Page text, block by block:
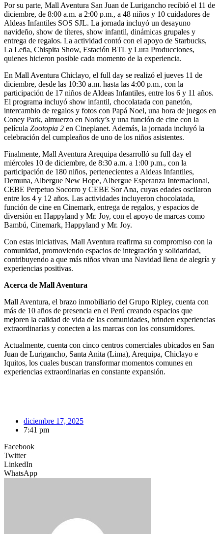
Por su parte, Mall Aventura San Juan de Lurigancho recibió el 11 de
diciembre, de 8:00 a.m. a 2:00 p.m., a 48 niños y 10 cuidadores de
Aldeas Infantiles SOS SJL. La jornada incluyó un desayuno
navideño, show de títeres, show infantil, dinámicas grupales y
entrega de regalos. La actividad contó con el apoyo de Starbucks,
La Leña, Chispita Show, Estación BTL y Lura Producciones,
quienes hicieron posible cada momento de la experiencia.
En Mall Aventura Chiclayo, el full day se realizó el jueves 11 de
diciembre, desde las 10:30 a.m. hasta las 4:00 p.m., con la
participación de 17 niños de Aldeas Infantiles, entre los 6 y 11 años.
El programa incluyó show infantil, chocolatada con panetón,
intercambio de regalos y fotos con Papá Noel, una hora de juegos en
Coney Park, almuerzo en Norky’s y una función de cine con la
película Zootopia 2 en Cineplanet. Además, la jornada incluyó la
celebración del cumpleaños de uno de los niños asistentes.
Finalmente, Mall Aventura Arequipa desarrolló su full day el
miércoles 10 de diciembre, de 8:30 a.m. a 1:00 p.m., con la
participación de 180 niños, pertenecientes a Aldeas Infantiles,
Demuna, Albergue New Hope, Albergue Esperanza Internacional,
CEBE Perpetuo Socorro y CEBE Sor Ana, cuyas edades oscilaron
entre los 4 y 12 años. Las actividades incluyeron chocolatada,
función de cine en Cinemark, entrega de regalos, y espacios de
diversión en Happyland y Mr. Joy, con el apoyo de marcas como
Bambú, Cinemark, Happyland y Mr. Joy.
Con estas iniciativas, Mall Aventura reafirma su compromiso con la
comunidad, promoviendo espacios de integración y solidaridad,
contribuyendo a que más niños vivan una Navidad llena de alegría y
experiencias positivas.
Acerca de Mall Aventura
Mall Aventura, el brazo inmobiliario del Grupo Ripley, cuenta con
más de 10 años de presencia en el Perú creando espacios que
mejoren la calidad de vida de las comunidades, brinden experiencias
extraordinarias y conecten a las marcas con los consumidores.
Actualmente, cuenta con cinco centros comerciales ubicados en San
Juan de Lurigancho, Santa Anita (Lima), Arequipa, Chiclayo e
Iquitos, los cuales buscan transformar momentos comunes en
experiencias extraordinarias en constante expansión.
diciembre 17, 2025
7:41 pm
Facebook
Twitter
LinkedIn
WhatsApp